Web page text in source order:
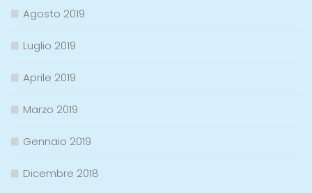
Agosto 2019
Luglio 2019
Aprile 2019
Marzo 2019
Gennaio 2019
Dicembre 2018